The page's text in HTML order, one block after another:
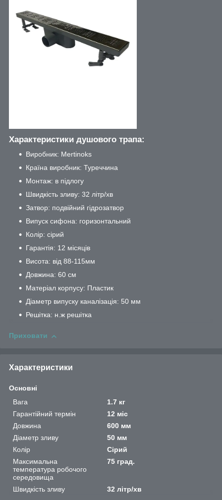
Характеристики душового трапа:
Виробник: Mertinoks
Країна виробник: Туреччина
Монтаж: в підлогу
Швидкість зливу: 32 літр/хв
Затвор: подвійний гідрозатвор
Випуск сифона: горизонтальний
Колір: сірий
Гарантія: 12 місяців
Висота: від 88-115мм
Довжина: 60 см
Матеріал корпусу: Пластик
Діаметр випуску каналізація: 50 мм
Решітка: н.ж решітка
Приховати
Характеристики
Основні
Вага
1.7 кг
Гарантійний термін
12 міс
Довжина
600 мм
Діаметр зливу
50 мм
Колір
Сірий
Максимальна
температура робочого
середовища
75 град.
Швидкість зливу 32 літр/хв